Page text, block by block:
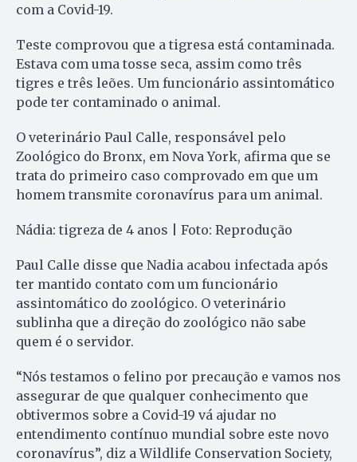
com a Covid-19.
Teste comprovou que a tigresa está contaminada.
Estava com uma tosse seca, assim como três
tigres e três leões. Um funcionário assintomático
pode ter contaminado o animal.
O veterinário Paul Calle, responsável pelo
Zoológico do Bronx, em Nova York, afirma que se
trata do primeiro caso comprovado em que um
homem transmite coronavírus para um animal.
Nádia: tigreza de 4 anos | Foto: Reprodução
Paul Calle disse que Nadia acabou infectada após
ter mantido contato com um funcionário
assintomático do zoológico. O veterinário
sublinha que a direção do zoológico não sabe
quem é o servidor.
“Nós testamos o felino por precaução e vamos nos
assegurar de que qualquer conhecimento que
obtivermos sobre a Covid-19 vá ajudar no
entendimento contínuo mundial sobre este novo
coronavírus”, diz a Wildlife Conservation Society,